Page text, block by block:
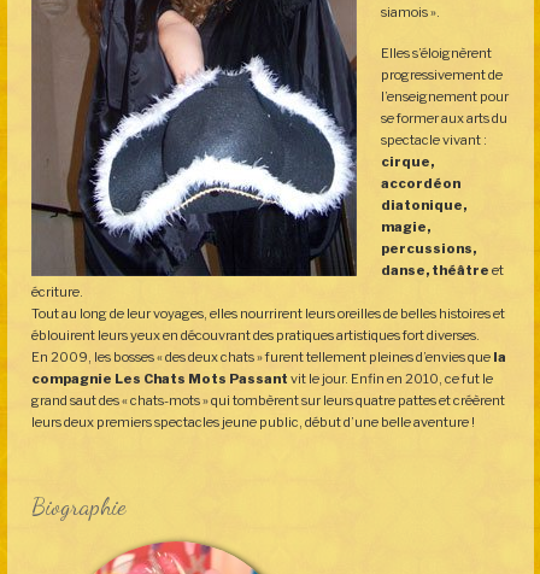
siamois ».
Elles s’éloignèrent
progressivement de
l’enseignement pour
se former aux arts du
spectacle vivant :
cirque,
accordéon
diatonique,
magie,
percussions,
danse, théâtre et
écriture.
Tout au long de leur voyages, elles nourrirent leurs oreilles de belles histoires et
éblouirent leurs yeux en découvrant des pratiques artistiques fort diverses.
En 2009, les bosses « des deux chats » furent tellement pleines d’envies que la
compagnie Les Chats Mots Passant vit le jour. Enfin en 2010, ce fut le
grand saut des « chats-mots » qui tombèrent sur leurs quatre pattes et créèrent
leurs deux premiers spectacles jeune public, début d’une belle aventure !
Biographie